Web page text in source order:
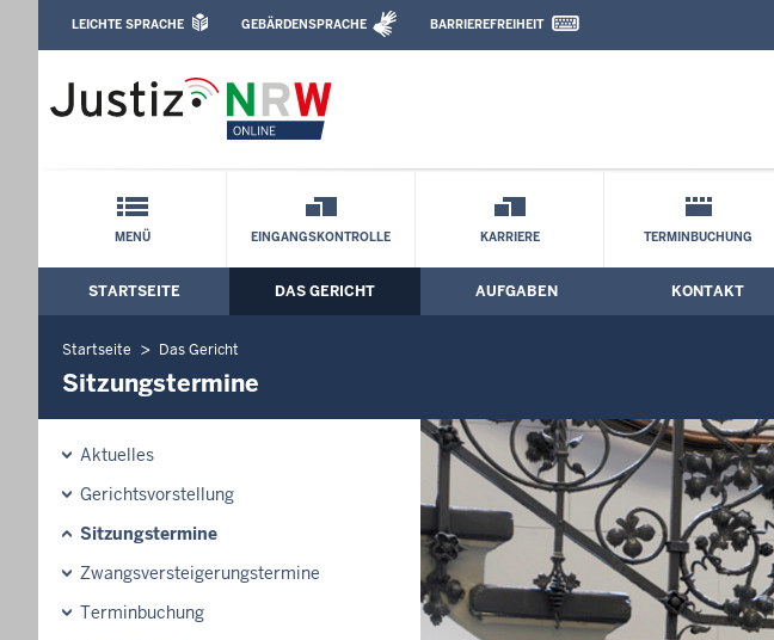
Amtsgericht Duisburg-Ruhrort: Sitzungstermine
Leichte Sprache, Gebärdensprachenvideo und Kontaktformular
LEICHTE SPRACHE GEBÄRDENSPRACHE BARRIEREFREIHEIT
Schnellnavigation mit Volltext-Suche
MENÜ EINGANGSKONTROLLE KARRIERE TERMINBUCHUNG
Hauptmenü: Hauptnavigation
STARTSEITE DAS GERICHT AUFGABEN KONTAKT
Startseite Das Gericht
Sitzungstermine
Aktuelles
Gerichtsvorstellung
Sitzungstermine
Zwangsversteigerungs­termine
Terminbuchung